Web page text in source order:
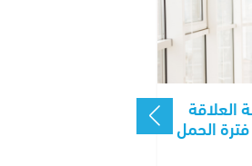
العلاقة
الحمل